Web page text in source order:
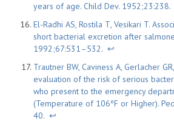
years of age. Child Dev. 1952;23:238.
El-Radhi AS, Rostila Т, Vesikari T.
short bacterial excretion after
1992;67:531–532. ↩
Trautner BW, Caviness A, Gerlacher
evaluation of the risk of serious
who present to the emergency
(Temperature of 106ºF or Higher).
40. ↩